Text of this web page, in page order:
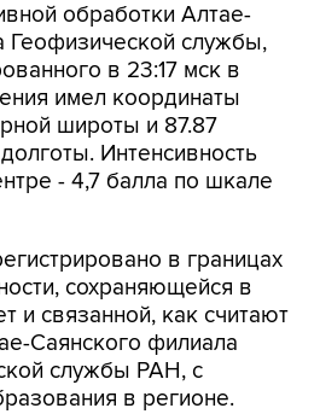
обработки Алтае-
Геофизической службы,
в 23:17 мск в
имел координаты
широты и 87.87
Интенсивность
- 4,7 балла по шкале
в границах
сохраняющейся в
и связанной, как считают
Саянского филиала
службы РАН, с
в регионе.